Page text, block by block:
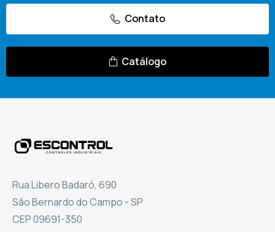
Contato
Catálogo
Rua Libero Badaró, 690
São Bernardo do Campo - SP
CEP 09691-350